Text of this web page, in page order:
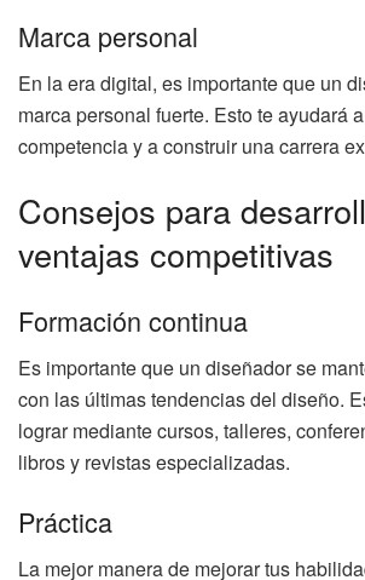
Marca personal
En la era digital, es importante que un
marca personal fuerte. Esto te ayudará
competencia y a construir una carrera
Consejos para
ventajas competitivas
Formación continua
Es importante que un diseñador se
con las últimas tendencias del diseño.
lograr mediante cursos, talleres,
libros y revistas especializadas.
Práctica
La mejor manera de mejorar tus